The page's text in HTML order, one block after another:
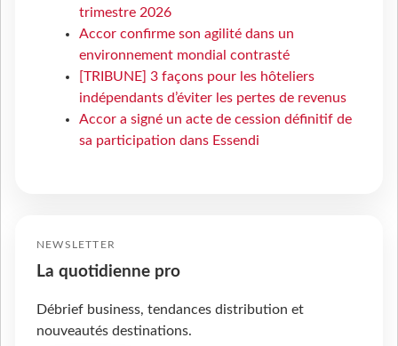
trimestre 2026
Accor confirme son agilité dans un
environnement mondial contrasté
[TRIBUNE] 3 façons pour les hôteliers
indépendants d’éviter les pertes de revenus
Accor a signé un acte de cession définitif de
sa participation dans Essendi
NEWSLETTER
La quotidienne pro
Débrief business, tendances distribution et
nouveautés destinations.